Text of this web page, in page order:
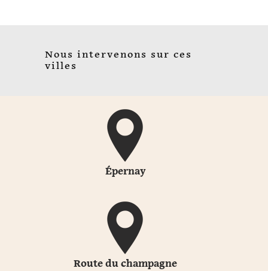
Nous intervenons sur ces
villes
Épernay
Route du champagne